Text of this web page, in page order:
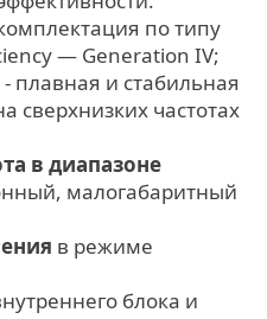
по типу
— Generation IV;
- плавная и стабильная
сверхнизких частотах
в диапазоне
малогабаритный
в режиме
блока и